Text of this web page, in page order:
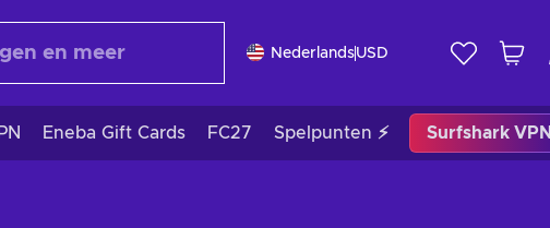
NederlandsUSD
Eneba Gift Cards FC27 Spelpunten ⚡ Surfshark VPN